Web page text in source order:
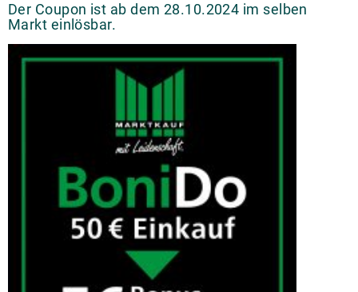
Der Coupon ist ab dem 28.10.2024 im selben
Markt einlösbar.